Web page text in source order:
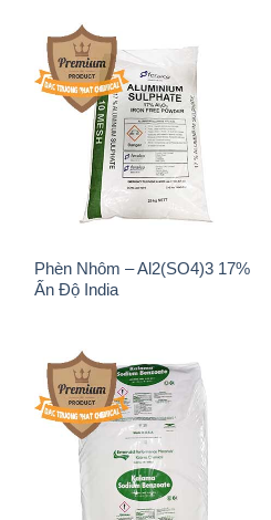
Phèn Nhôm – Al2(SO4)3 17%
Ấn Độ India